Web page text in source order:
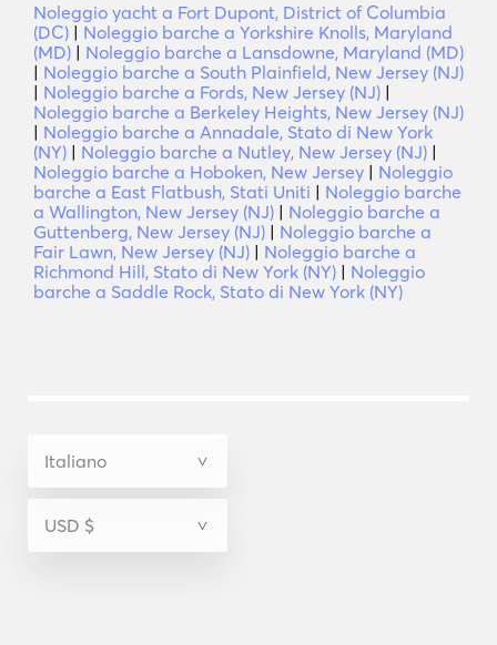
Noleggio yacht a Fort Dupont, District of Columbia
(DC) | Noleggio barche a Yorkshire Knolls, Maryland
(MD) | Noleggio barche a Lansdowne, Maryland (MD)
| Noleggio barche a South Plainfield, New Jersey (NJ)
| Noleggio barche a Fords, New Jersey (NJ) |
Noleggio barche a Berkeley Heights, New Jersey (NJ)
| Noleggio barche a Annadale, Stato di New York
(NY) | Noleggio barche a Nutley, New Jersey (NJ) |
Noleggio barche a Hoboken, New Jersey | Noleggio
barche a East Flatbush, Stati Uniti | Noleggio barche
a Wallington, New Jersey (NJ) | Noleggio barche a
Guttenberg, New Jersey (NJ) | Noleggio barche a
Fair Lawn, New Jersey (NJ) | Noleggio barche a
Richmond Hill, Stato di New York (NY) | Noleggio
barche a Saddle Rock, Stato di New York (NY)